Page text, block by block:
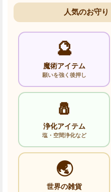
人気のお守
🔮
魔術アイテム
願いを強く後押し
🧂
浄化アイテム
塩・空間浄化など
🌏
世界の雑貨